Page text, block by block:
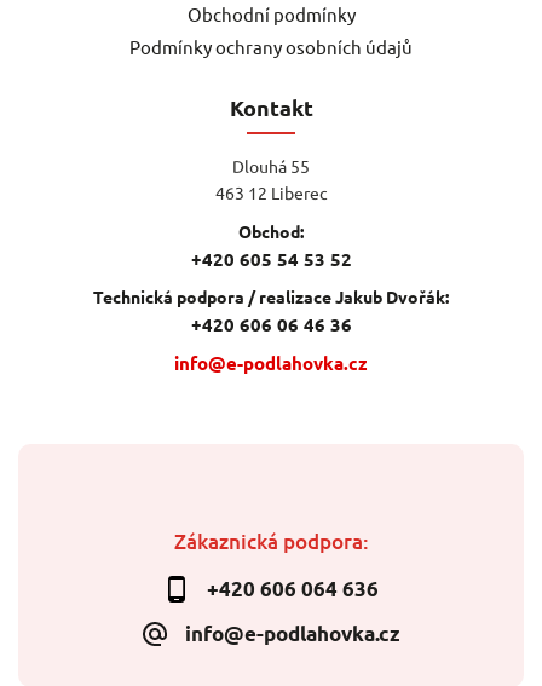
Zákaznická podpora:
+420 606 064 636
info@e-podlahovka.cz
Obchodní podmínky
Podmínky ochrany osobních údajů
Kontakt
Dlouhá 55
463 12 Liberec
Obchod:
+420 605 54 53 52
Technická podpora / realizace Jakub Dvořák:
+420 606 06 46 36
info@e-podlahovka.cz